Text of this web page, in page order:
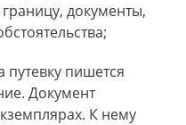
документы,
путевку пишется
Документ
К нему